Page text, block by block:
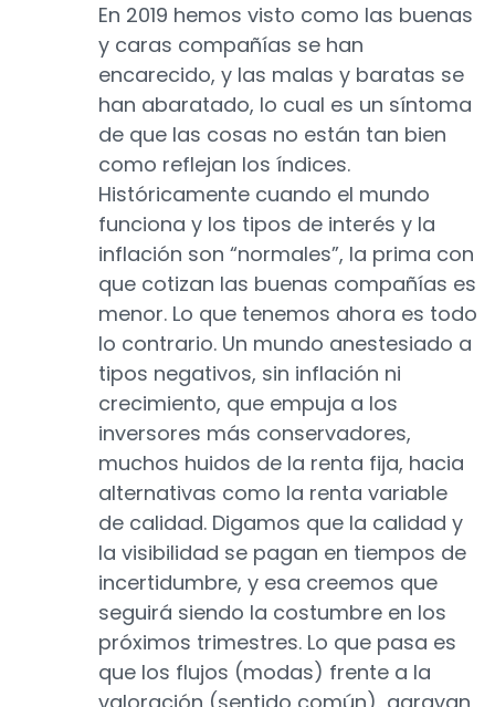
En 2019 hemos visto como las buenas
y caras compañías se han
encarecido, y las malas y baratas se
han abaratado, lo cual es un síntoma
de que las cosas no están tan bien
como reflejan los índices.
Históricamente cuando el mundo
funciona y los tipos de interés y la
inflación son “normales”, la prima con
que cotizan las buenas compañías es
menor. Lo que tenemos ahora es todo
lo contrario. Un mundo anestesiado a
tipos negativos, sin inflación ni
crecimiento, que empuja a los
inversores más conservadores,
muchos huidos de la renta fija, hacia
alternativas como la renta variable
de calidad. Digamos que la calidad y
la visibilidad se pagan en tiempos de
incertidumbre, y esa creemos que
seguirá siendo la costumbre en los
próximos trimestres. Lo que pasa es
que los flujos (modas) frente a la